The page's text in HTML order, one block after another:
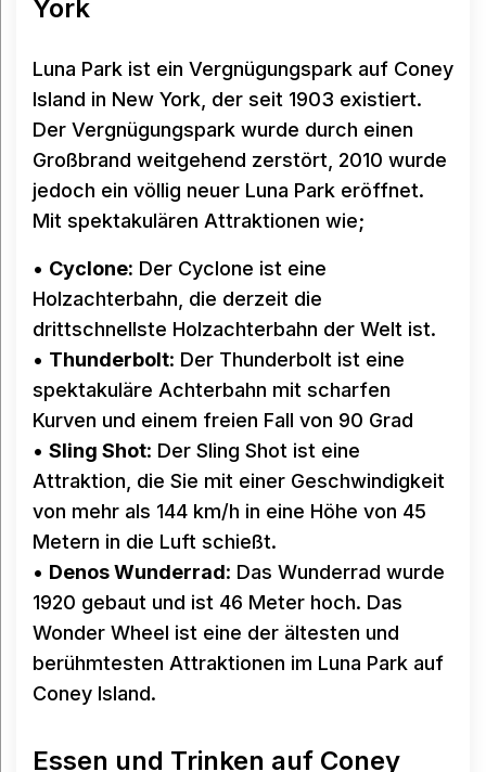
York
Luna Park ist ein Vergnügungspark auf Coney
Island in New York, der seit 1903 existiert.
Der Vergnügungspark wurde durch einen
Großbrand weitgehend zerstört, 2010 wurde
jedoch ein völlig neuer Luna Park eröffnet.
Mit spektakulären Attraktionen wie;
• Cyclone: Der Cyclone ist eine
Holzachterbahn, die derzeit die
drittschnellste Holzachterbahn der Welt ist.
• Thunderbolt: Der Thunderbolt ist eine
spektakuläre Achterbahn mit scharfen
Kurven und einem freien Fall von 90 Grad
• Sling Shot: Der Sling Shot ist eine
Attraktion, die Sie mit einer Geschwindigkeit
von mehr als 144 km/h in eine Höhe von 45
Metern in die Luft schießt.
• Denos Wunderrad: Das Wunderrad wurde
1920 gebaut und ist 46 Meter hoch. Das
Wonder Wheel ist eine der ältesten und
berühmtesten Attraktionen im Luna Park auf
Coney Island.
Essen und Trinken auf Coney